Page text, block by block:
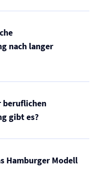
nach langer
beruflichen
gibt es?
Hamburger Modell